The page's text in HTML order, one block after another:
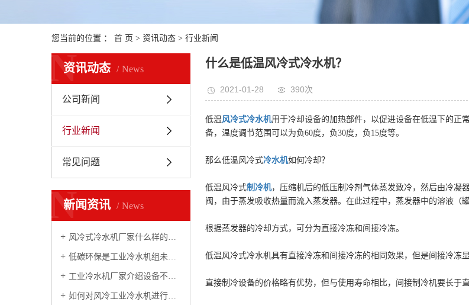
您当前的位置 ： 首 页 > 资讯动态 > 行业新闻
资讯动态 News
N
公司新闻
行业新闻
常见问题
新闻资讯 News
N
风冷式冷水机厂家什么样的设备性价比高
低碳环保是工业冷水机组未来发展的新方向
工业冷水机厂家介绍设备不制冷原因
如何对风冷工业冷水机进行制冷测算
什么是低温风冷式冷水机？
2021-01-28 390次
低温风冷式冷水机用于冷却设备的加热部件，以促进设备在低温下的正
备，温度调节范围可以为负60度，负30度，负15度等。
那么低温风冷式冷水机如何冷却？
低温风冷式制冷机，压缩机后的低压制冷剂气体蒸发致冷，然后由冷凝
阀，由于蒸发吸收热量而流入蒸发器。在此过程中，蒸发器中的溶液（
根据蒸发器的冷却方式，可分为直接冷冻和间接冷冻。
低温风冷式冷水机具有直接冷冻和间接冷冻的相同效果，但是间接冷冻
直接制冷设备的价格略有优势，但与使用寿命相比，间接制冷机要长于